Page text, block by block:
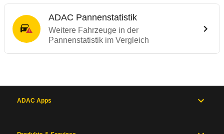
ADAC Pannenstatistik
Weitere Fahrzeuge in der
Pannenstatistik im Vergleich
ADAC Apps